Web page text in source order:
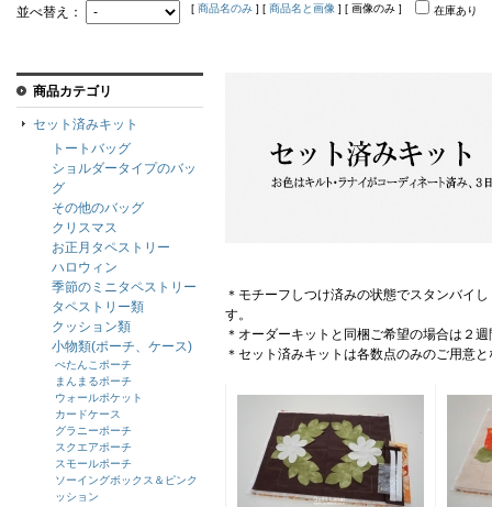
並べ替え： [ 商品名のみ ] [ 商品名と画像 ] [ 画像のみ ] 在庫あり
＊モチーフしつけ済みの状態でスタンバイ
す。
＊オーダーキットと同梱ご希望の場合は２
＊セット済みキットは各数点のみのご用意
商品カテゴリ
セット済みキット
トートバッグ
ショルダータイプのバッ
グ
その他のバッグ
クリスマス
お正月タペストリー
ハロウィン
季節のミニタペストリー
タペストリー類
クッション類
小物類(ポーチ、ケース)
ぺたんこポーチ
まんまるポーチ
ウォールポケット
カードケース
グラニーポーチ
スクエアポーチ
スモールポーチ
ソーイングボックス＆ピンク
ッション